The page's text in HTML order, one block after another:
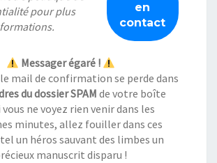
pour plus
Messager égaré !
mail de confirmation se perde dans
du dossier SPAM de votre boîte
vous ne voyez rien venir dans les
minutes, allez fouiller dans ces
un héros sauvant des limbes un
manuscrit disparu !